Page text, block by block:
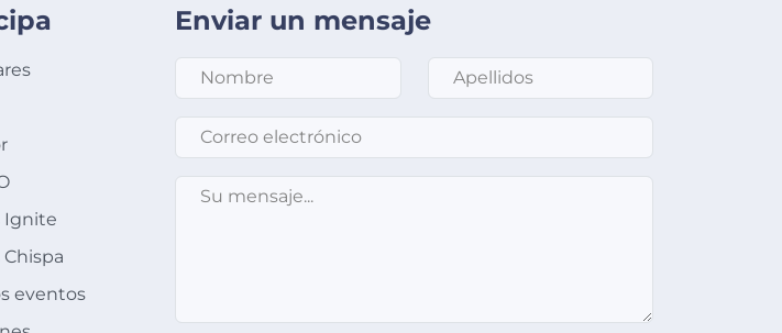
Ignite
eventos
Enviar un mensaje
Apellidos*
Correo electrónico
Su mensaje